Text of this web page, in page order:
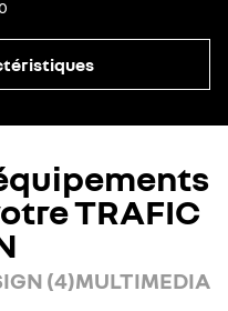
TRAFIC
(4)MULTIMEDIA